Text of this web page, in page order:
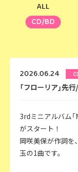
ALL
CD/BD
2026.06.24
「フローリア」先
3rdミニアルバム「
がスタート！
岡咲美保が作詞を
玉の1曲です。